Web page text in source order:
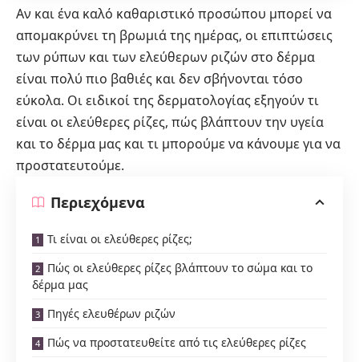
Αν και ένα καλό καθαριστικό προσώπου μπορεί να
απομακρύνει τη βρωμιά της ημέρας, οι επιπτώσεις
των ρύπων και των ελεύθερων ριζών στο δέρμα
είναι πολύ πιο βαθιές και δεν σβήνονται τόσο
εύκολα. Οι ειδικοί της δερματολογίας εξηγούν τι
είναι οι ελεύθερες ρίζες, πώς βλάπτουν την υγεία
και το δέρμα μας και τι μπορούμε να κάνουμε για να
προστατευτούμε.
Περιεχόμενα
Τι είναι οι ελεύθερες ρίζες;
Πώς οι ελεύθερες ρίζες βλάπτουν το σώμα και το
δέρμα μας
Πηγές ελευθέρων ριζών
Πώς να προστατευθείτε από τις ελεύθερες ρίζες